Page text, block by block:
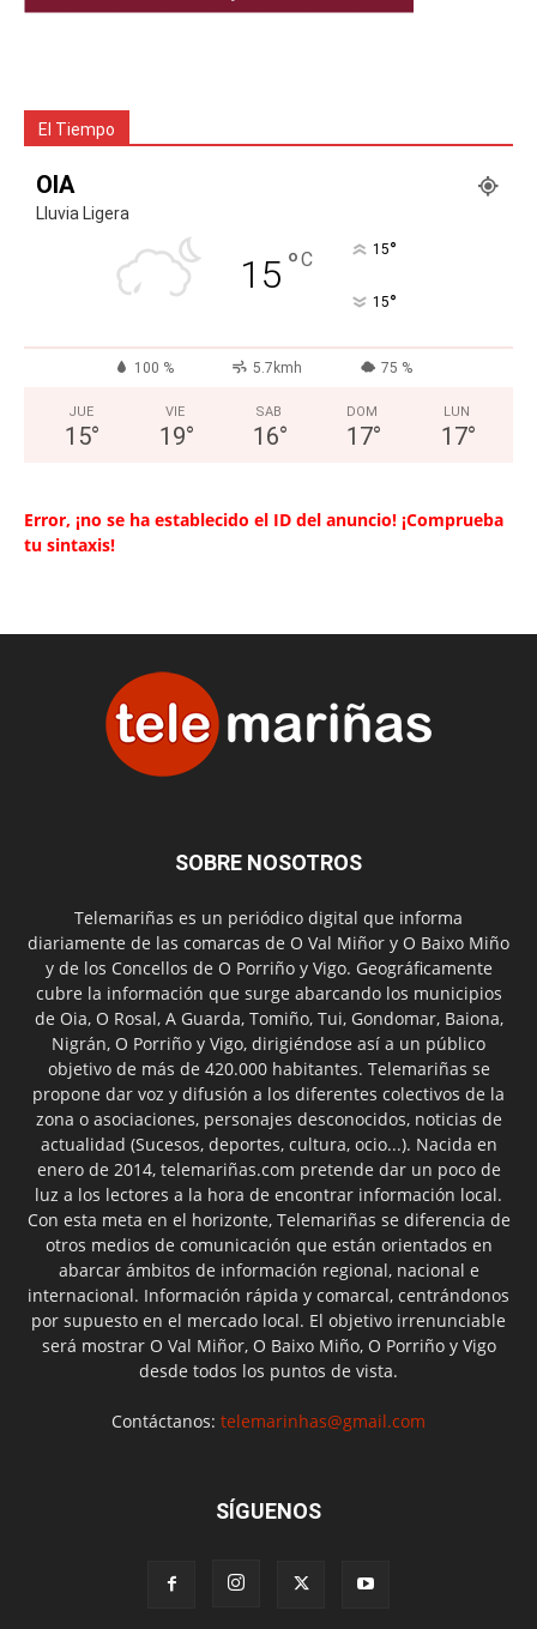
El Tiempo
OIA
Lluvia Ligera
15 °C 15°
15°
100 % 5.7kmh 75 %
JUE
15°
VIE
19°
SAB
16°
DOM
17°
LUN
17°
Error, ¡no se ha establecido el ID del anuncio! ¡Comprueba
tu sintaxis!
SOBRE NOSOTROS
Telemariñas es un periódico digital que informa
diariamente de las comarcas de O Val Miñor y O Baixo Miño
y de los Concellos de O Porriño y Vigo. Geográficamente
cubre la información que surge abarcando los municipios
de Oia, O Rosal, A Guarda, Tomiño, Tui, Gondomar, Baiona,
Nigrán, O Porriño y Vigo, dirigiéndose así a un público
objetivo de más de 420.000 habitantes. Telemariñas se
propone dar voz y difusión a los diferentes colectivos de la
zona o asociaciones, personajes desconocidos, noticias de
actualidad (Sucesos, deportes, cultura, ocio...). Nacida en
enero de 2014, telemariñas.com pretende dar un poco de
luz a los lectores a la hora de encontrar información local.
Con esta meta en el horizonte, Telemariñas se diferencia de
otros medios de comunicación que están orientados en
abarcar ámbitos de información regional, nacional e
internacional. Información rápida y comarcal, centrándonos
por supuesto en el mercado local. El objetivo irrenunciable
será mostrar O Val Miñor, O Baixo Miño, O Porriño y Vigo
desde todos los puntos de vista.
Contáctanos: telemarinhas@gmail.com
SÍGUENOS